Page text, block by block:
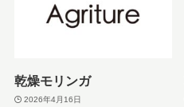
乾燥モリンガ
2026年4月16日